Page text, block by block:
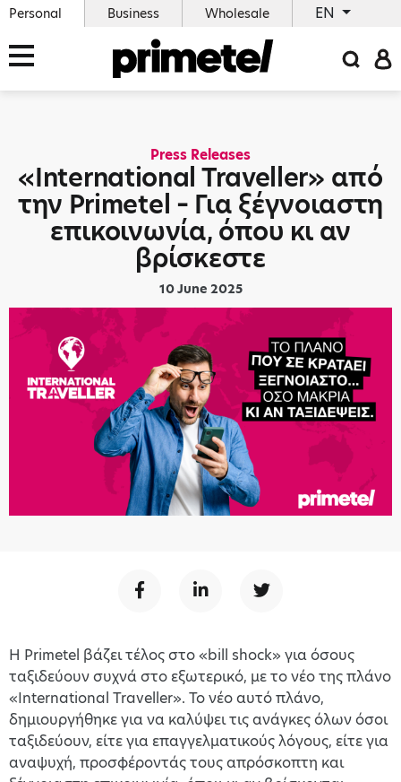
Personal Business Wholesale EN
Press Releases
«International Traveller» από
την Primetel – Για ξέγνοιαστη
επικοινωνία, όπου κι αν
βρίσκεστε
10 June 2025
Η Primetel βάζει τέλος στο «bill shock» για όσους
ταξιδεύουν συχνά στο εξωτερικό, με το νέο της πλάνο
«International Traveller». Το νέο αυτό πλάνο,
δημιουργήθηκε για να καλύψει τις ανάγκες όλων όσοι
ταξιδεύουν, είτε για επαγγελματικούς λόγους, είτε για
αναψυχή, προσφέροντάς τους απρόσκοπτη και